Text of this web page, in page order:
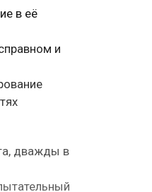
в её
и
дважды в